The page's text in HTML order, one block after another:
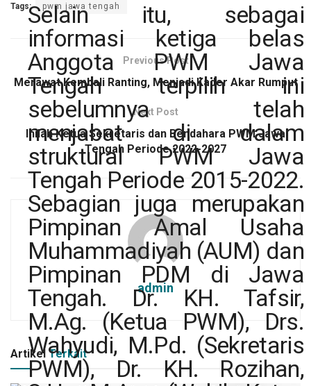
Selain itu, sebagai
informasi ketiga belas
Anggota PWM Jawa
Tengah terpilih ini
sebelumnya telah
menjabat di dalam
struktural PWM Jawa
Tengah Periode 2015-2022.
Sebagian juga merupakan
Pimpinan Amal Usaha
Muhammadiyah (AUM) dan
Pimpinan PDM di Jawa
Tengah. Dr. KH. Tafsir,
M.Ag. (Ketua PWM), Drs.
Wahyudi, M.Pd. (Sekretaris
PWM), Dr. KH. Rozihan,
Tags: pwm jawa tengah
Previous Post
Merawat Kembali Ranting, Menjadi Kader Akar Rumput
Next Post
Inilah Ketua Sekretaris dan Bendahara PWM Jawa
Tengah Periode 2022-2027
admin
Artikel Terkait